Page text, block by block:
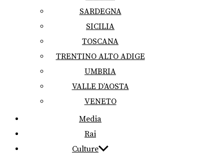
SARDEGNA
SICILIA
TOSCANA
TRENTINO ALTO ADIGE
UMBRIA
VALLE D’AOSTA
VENETO
Media
Rai
Culture